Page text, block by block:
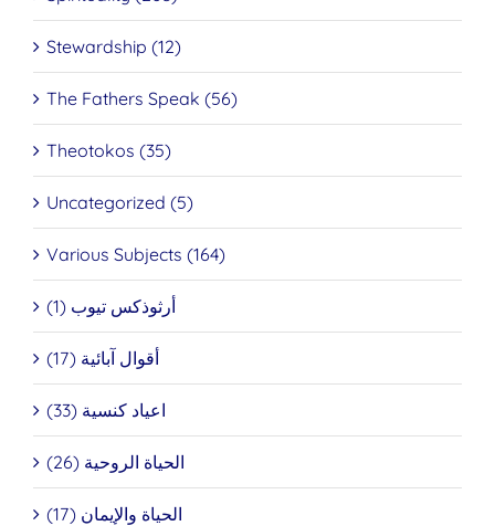
Stewardship (12)
The Fathers Speak (56)
Theotokos (35)
Uncategorized (5)
Various Subjects (164)
أرثوذكس تيوب (1)
أقوال آبائية (17)
اعياد كنسية (33)
الحياة الروحية (26)
الحياة والإيمان (17)